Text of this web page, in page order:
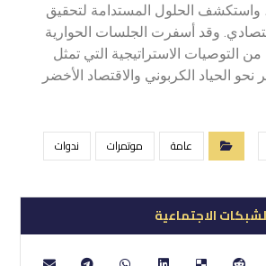
واستكشف الحلول المستدامة لتحقيق
وقد أسفرت الجلسات الحوارية
التوصيات الاستراتيجية التي تمثل
الحياد الكربوني والاقتصاد الأخضر
عامة موتمرات ندوات